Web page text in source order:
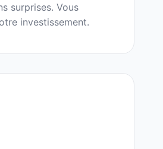
surprises. Vous
investissement.